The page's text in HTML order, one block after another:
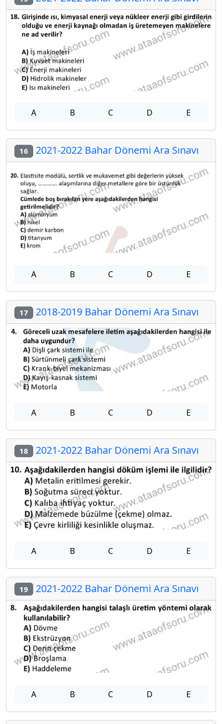
A B C D E
16 2021-2022 Bahar Dönemi Ara Sınavı
A B C D E
17 2018-2019 Bahar Dönemi Ara Sınavı
A B C D E
18 2021-2022 Bahar Dönemi Ara Sınavı
A B C D E
19 2021-2022 Bahar Dönemi Ara Sınavı
A B C D E